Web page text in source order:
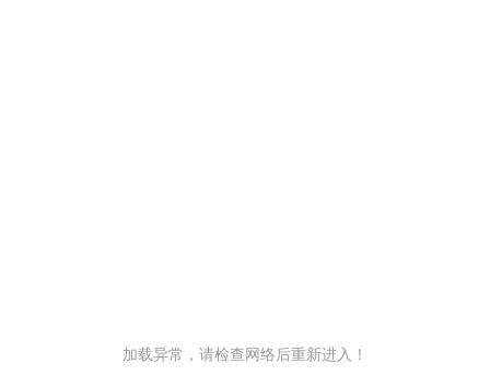
加载异常，请检查网络后重新进入！